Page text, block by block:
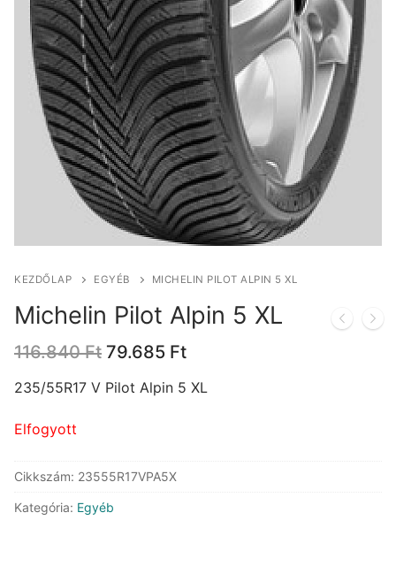
KEZDŐLAP EGYÉB MICHELIN PILOT ALPIN 5 XL
Michelin Pilot Alpin 5 XL
116.840Ft Original
was:
79.685 FtCurrent
is:
235/55R17 V Pilot Alpin 5 XL
Elfogyott
Cikkszám: 23555R17VPA5X
Kategória: Egyéb